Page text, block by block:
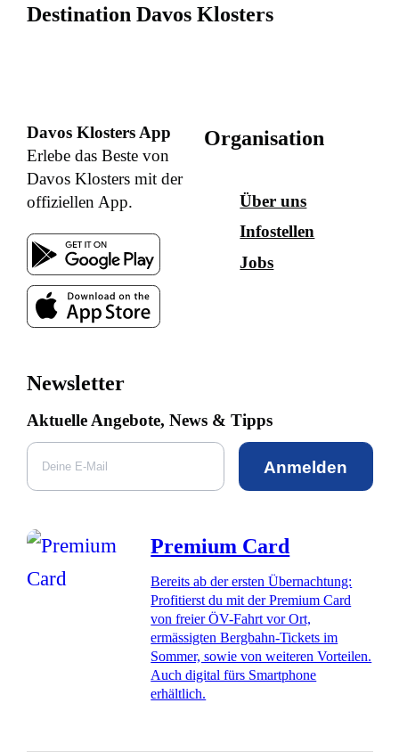
Destination Davos Klosters
Davos Klosters App
Erlebe das Beste von
Davos Klosters mit der
offiziellen App.
Organisation
Über uns
Infostellen
Jobs
Newsletter
Aktuelle Angebote, News & Tipps
Anmelden
Premium Card
Bereits ab der ersten Übernachtung:
Profitierst du mit der Premium Card
von freier ÖV-Fahrt vor Ort,
ermässigten Bergbahn-Tickets im
Sommer, sowie von weiteren Vorteilen.
Auch digital fürs Smartphone
erhältlich.